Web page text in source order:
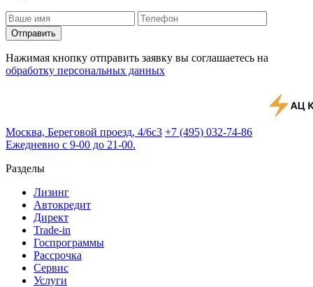
Отправить
Нажимая кнопку отправить заявку вы соглашаетесь на
обработку персональных данных
Москва, Береговой проезд, 4/6с3 +7 (495) 032-74-86
Ежедневно с 9-00 до 21-00.
Разделы
Лизинг
Автокредит
Директ
Trade-in
Госпрограммы
Рассрочка
Сервис
Услуги